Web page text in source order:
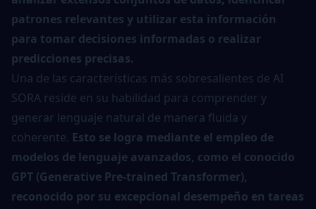
patrones relevantes y utilizar esta información
para tomar decisiones informadas o realizar
predicciones precisas.
Una de las características más sobresalientes de AI
SORA reside en su habilidad para comprender y
generar lenguaje natural de manera fluida y
coherente. Esto se logra mediante el empleo de
modelos de lenguaje avanzados, como el conocido
GPT (Generative Pre-trained Transformer),
reconocido por su excepcional desempeño en tareas